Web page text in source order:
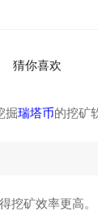
猜你喜欢
掘瑞塔币的挖矿
挖矿效率更高。